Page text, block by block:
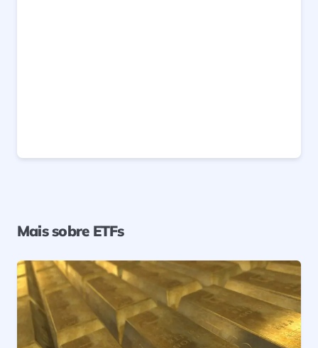
Mais sobre ETFs